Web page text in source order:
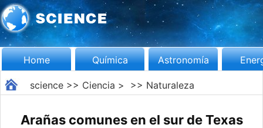
Home Química Astronomía
science>> Ciencia > >> Naturaleza
Arañas comunes en el sur de Texas